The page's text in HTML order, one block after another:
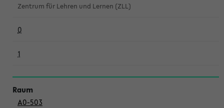
Zentrum für Lehren und Lernen (ZLL)
0
1
A0-503